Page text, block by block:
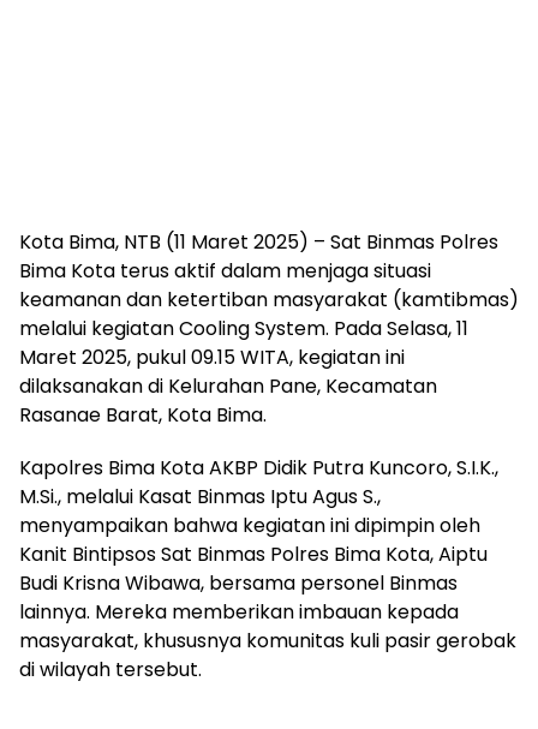
Kota Bima, NTB (11 Maret 2025) – Sat Binmas Polres
Bima Kota terus aktif dalam menjaga situasi
keamanan dan ketertiban masyarakat (kamtibmas)
melalui kegiatan Cooling System. Pada Selasa, 11
Maret 2025, pukul 09.15 WITA, kegiatan ini
dilaksanakan di Kelurahan Pane, Kecamatan
Rasanae Barat, Kota Bima.
Kapolres Bima Kota AKBP Didik Putra Kuncoro, S.I.K.,
M.Si., melalui Kasat Binmas Iptu Agus S.,
menyampaikan bahwa kegiatan ini dipimpin oleh
Kanit Bintipsos Sat Binmas Polres Bima Kota, Aiptu
Budi Krisna Wibawa, bersama personel Binmas
lainnya. Mereka memberikan imbauan kepada
masyarakat, khususnya komunitas kuli pasir gerobak
di wilayah tersebut.